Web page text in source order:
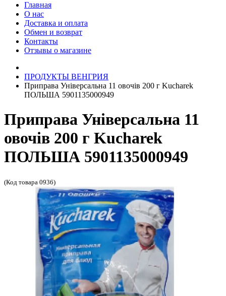
Главная
О нас
Доставка и оплата
Обмен и возврат
Контакты
Отзывы о магазине
ПРОДУКТЫ ВЕНГРИЯ
Приправа Універсальна 11 овочів 200 г Kucharek
ПОЛЬША 5901135000949
Приправа Універсальна 11
овочів 200 г Kucharek
ПОЛЬША 5901135000949
(Код товара 0936)